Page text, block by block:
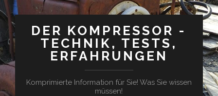
DER KOMPRESSOR -
TECHNIK, TESTS,
ERFAHRUNGEN
Komprimierte Information für Sie! Was Sie wissen
müssen!